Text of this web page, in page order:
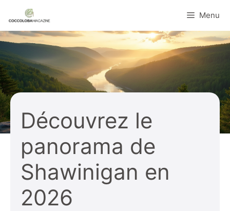
au
contenu
Menu
Découvrez le
panorama de
Shawinigan en
2026